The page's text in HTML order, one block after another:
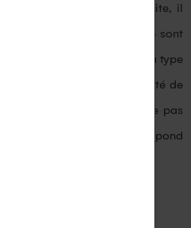
de la bague parfaite, il
Les bagues pour femme sont
de prix, en fonction du type
précieuse et de la qualité de
vous vous assurez de ne pas
une bague qui correspond
des conseils